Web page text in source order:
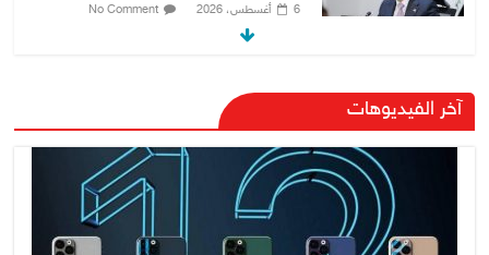
6 أغسطس، 2026 No Comment
هيئة الإعلام والاتصالات تعتمد شركة
Apple منصة رقمية موثوقة لدعم
الاقتصاد الرقمي
No Comment
رئيس هيئة النزاهة: لا مظلة تحمي
الفاسدين والمال العام أمانة
آخر الفيديوهات